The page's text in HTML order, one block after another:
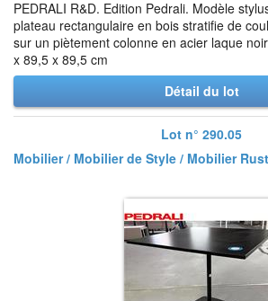
PEDRALI R&D. Edition Pedrali. Modèle
plateau rectangulaire en bois stratifie de
sur un piètement colonne en acier laque
x 89,5 x 89,5 cm
Détail du lot
Lot n° 290.05
Mobilier / Mobilier de Style / Mobilier